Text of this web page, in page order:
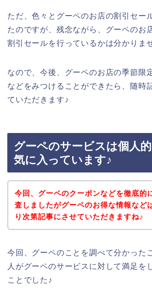
ただ、色々とグーペのお店の割引セー
たのですが、残念ながら、グーペのお
割引セールを行っているかは分かりま
なので、今後、グーペのお店の季節限
などをみつけることができたら、随時
ていただきます♪
グーペのサービスは個人
気に入っています♪
今回、グーペのクーポンなどを徹底的
査しましたがグーペのお得な情報など
り次第記事にさせていただきますね♪
今回、グーペのことを調べて分かった
人がグーペのサービスに対して満足を
ことでした♪